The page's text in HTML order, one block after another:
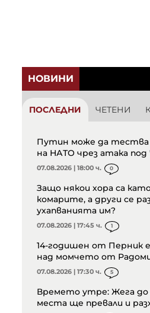
НОВИНИ
ПОСЛЕДНИ ЧЕТЕНИ
Путин може да
на НАТО чрез атака
07.08.2026 | 18:00 ч. 0
Защо някои хора са
комарите, а други се
ухапванията им?
07.08.2026 | 17:45 ч. 1
14-годишен от Перник
над момчето от
07.08.2026 | 17:30 ч. 5
Времето утре: Жега до
места ще превали и